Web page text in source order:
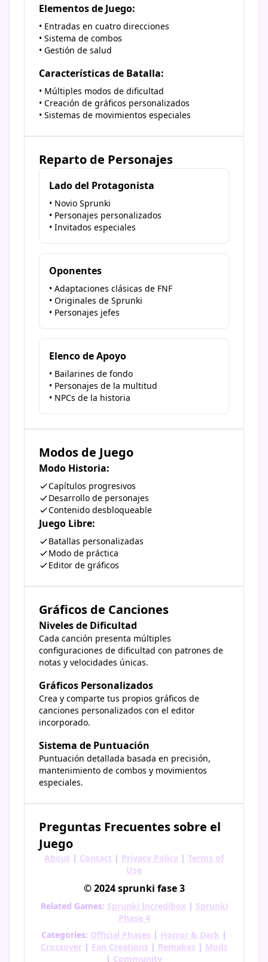
Elementos de Juego:
• Entradas en cuatro direcciones
• Sistema de combos
• Gestión de salud
Características de Batalla:
• Múltiples modos de dificultad
• Creación de gráficos personalizados
• Sistemas de movimientos especiales
Reparto de Personajes
Lado del Protagonista
• Novio Sprunki
• Personajes personalizados
• Invitados especiales
Oponentes
• Adaptaciones clásicas de FNF
• Originales de Sprunki
• Personajes jefes
Elenco de Apoyo
• Bailarines de fondo
• Personajes de la multitud
• NPCs de la historia
Modos de Juego
Modo Historia:
Capítulos progresivos
Desarrollo de personajes
Contenido desbloqueable
Juego Libre:
Batallas personalizadas
Modo de práctica
Editor de gráficos
Gráficos de Canciones
Niveles de Dificultad
Cada canción presenta múltiples
configuraciones de dificultad con patrones de
notas y velocidades únicas.
Gráficos Personalizados
Crea y comparte tus propios gráficos de
canciones personalizados con el editor
incorporado.
Sistema de Puntuación
Puntuación detallada basada en precisión,
mantenimiento de combos y movimientos
especiales.
Preguntas Frecuentes sobre el
Juego
About | Contact | Privacy Policy | Terms of
Use
© 2024 sprunki fase 3
Related Games: Sprunki Incredibox| Sprunki
Phase 4
Categories: Official Phases | Horror & Dark |
Crossover| Fan Creations | Remakes | Mods
| Community